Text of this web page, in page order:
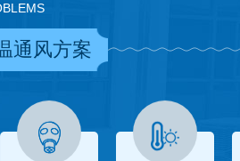
通风方案